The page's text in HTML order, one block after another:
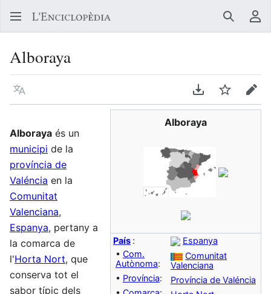
Buscar
Alboraya
Llegir en un atre idioma Descarregar en
Vigilar
Alboraya
País :
Espanya
• Com.
Autònoma:
Comunitat
Valenciana
• Província:
Província de Valéncia
Alboraya és un
municipi de la
província de
Valéncia en la
Comunitat
Valenciana,
Espanya, pertany a
la comarca de
l'Horta Nort, que
conserva tot el
sabor típic dels